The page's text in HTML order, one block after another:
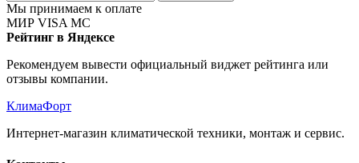
Мы принимаем к оплате
МИР VISA MC
Рейтинг в Яндексе
Рекомендуем вывести официальный виджет рейтинга или
отзывы компании.
КлимаФорт
Интернет-магазин климатической техники, монтаж и сервис.